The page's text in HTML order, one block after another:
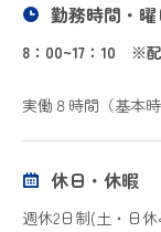
勤務時間・曜
8：00~17：10 ※配
実働８時間（基本
休日・休暇
週休2日制(土・日